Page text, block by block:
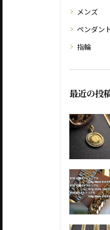
メンズ
ペンダン
指輪
最近の投